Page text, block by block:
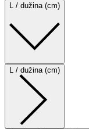
L / dužina (cm)
L / dužina (cm)